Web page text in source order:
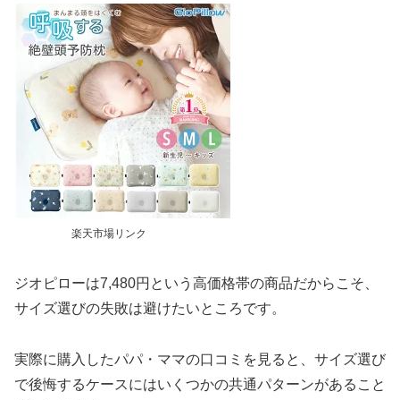
楽天市場リンク
ジオピローは7,480円という高価格帯の商品だからこそ、
サイズ選びの失敗は避けたいところです。
実際に購入したパパ・ママの口コミを見ると、サイズ選び
で後悔するケースにはいくつかの共通パターンがあること